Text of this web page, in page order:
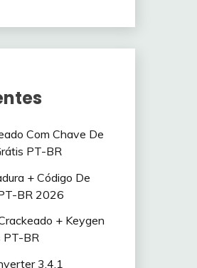
Com Chave De
PT-BR
+ Código De
BR 2026
+ Keygen
PT-BR
3.4.1